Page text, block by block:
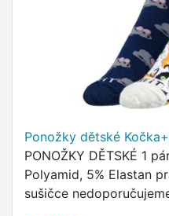
Ponožky dětské
PONOŽKY DĚTSKÉ 1
Polyamid, 5% Elastan
sušičce